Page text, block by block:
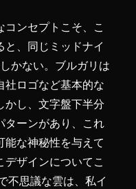
ンセプトこそ、こ
、同じミッドナイ
かない。ブルガリは
社ロゴなど基本的な
かし、文字盤下半分
ターンがあり、これ
能な神秘性を与えて
ザインについてこ
不思議な雲は、私イ